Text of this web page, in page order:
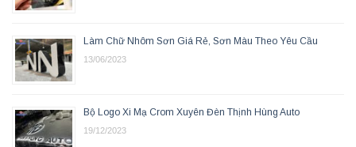
Làm Chữ Nhôm Sơn Giá Rẻ, Sơn Màu Theo Yêu Cầu
13/06/2023
Bộ Logo Xi Mạ Crom Xuyên Đèn Thịnh Hùng Auto
19/12/2023